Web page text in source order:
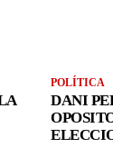
POLÍTICA
DANI